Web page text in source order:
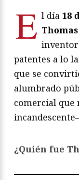
E l día 18
inventor
patentes a lo
que se
alumbrado
comercial que
¿Quién fue